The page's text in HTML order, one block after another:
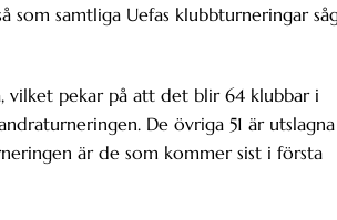
samtliga Uefas klubbturneringar
vilket pekar på att det blir 64 klubbar i
De övriga 51 är utslagna
är de som kommer sist i första